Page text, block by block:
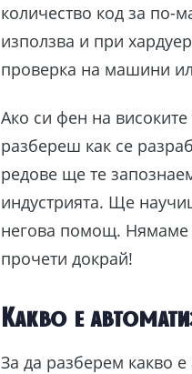
количество код за по-
използва и при
проверка на машини
Ако си фен на
разбереш как се
редове ще те
индустрията. Ще
негова помощ. Нямаме
прочети докрай!
Какво е
За да разберем какво